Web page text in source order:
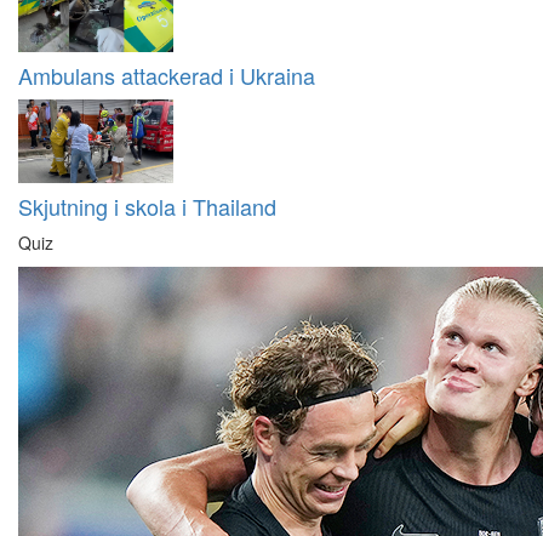
Ambulans attackerad i Ukraina
Skjutning i skola i Thailand
Quiz